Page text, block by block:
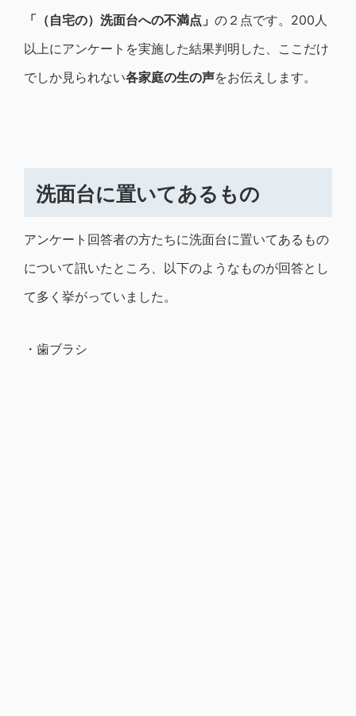
「（自宅の）洗面台への不満点」 の２点です。200人
以上にアンケートを実施した結果判明した、ここだけ
でしか見られない各家庭の生の声をお伝えします。
洗面台に置いてあるもの
アンケート回答者の方たちに洗面台に置いてあるもの
について訊いたところ、以下のようなものが回答とし
て多く挙がっていました。
・歯ブラシ